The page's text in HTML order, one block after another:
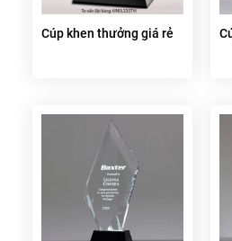
Cúp khen thưởng giá rẻ